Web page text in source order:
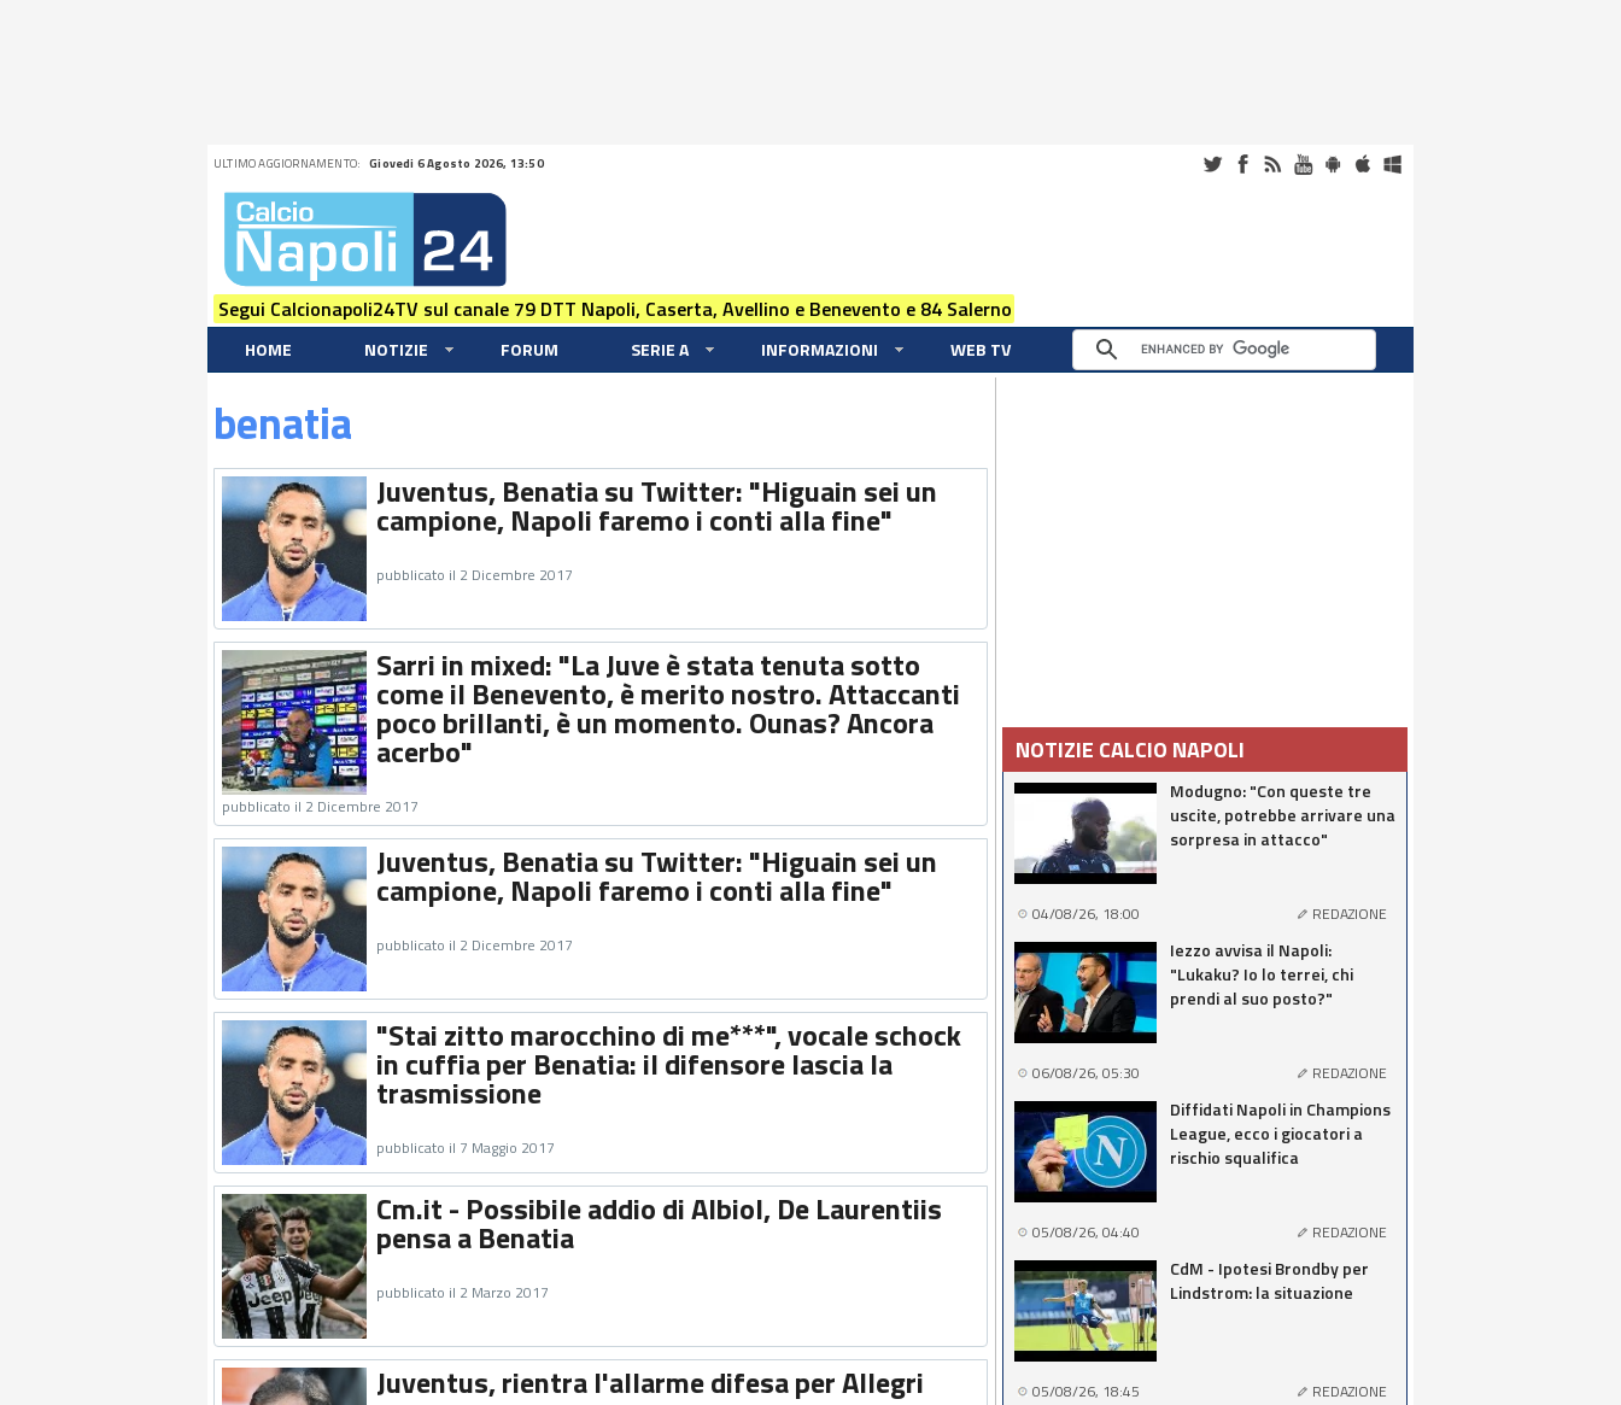
ULTIMO AGGIORNAMENTO: Giovedi 6 Agosto 2026, 13:50
Segui Calcionapoli24TV sul canale 79 DTT Napoli, Caserta, Avellino e Benevento e 84 Salerno
HOME NOTIZIE FORUM SERIE A INFORMAZIONI WEB TV
benatia
Juventus, Benatia su Twitter: "Higuain sei un
campione, Napoli faremo i conti alla fine"
pubblicato il 2 Dicembre 2017
Sarri in mixed: "La Juve è stata tenuta sotto
come il Benevento, è merito nostro. Attaccanti
poco brillanti, è un momento. Ounas? Ancora
acerbo"
pubblicato il 2 Dicembre 2017
Juventus, Benatia su Twitter: "Higuain sei un
campione, Napoli faremo i conti alla fine"
pubblicato il 2 Dicembre 2017
"Stai zitto marocchino di me***", vocale schock
in cuffia per Benatia: il difensore lascia la
trasmissione
pubblicato il 7 Maggio 2017
Cm.it - Possibile addio di Albiol, De Laurentiis
pensa a Benatia
pubblicato il 2 Marzo 2017
Juventus, rientra l'allarme difesa per Allegri
NOTIZIE CALCIO NAPOLI
Modugno: "Con queste tre
uscite, potrebbe arrivare una
sorpresa in attacco"
04/08/26, 18:00 REDAZIONE
Iezzo avvisa il Napoli:
"Lukaku? Io lo terrei, chi
prendi al suo posto?"
06/08/26, 05:30 REDAZIONE
Diffidati Napoli in Champions
League, ecco i giocatori a
rischio squalifica
05/08/26, 04:40 REDAZIONE
CdM - Ipotesi Brondby per
Lindstrom: la situazione
05/08/26, 18:45 REDAZIONE